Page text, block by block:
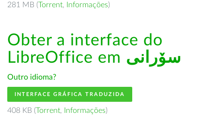
281 MB (Torrent, Informações)
Obter a interface do
LibreOffice em سۆرانی
Outro idioma?
INTERFACE GRÁFICA TRADUZIDA
408 KB (Torrent, Informações)